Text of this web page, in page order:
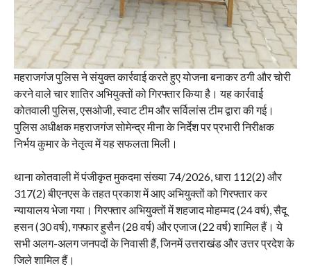
महराजगंज पुलिस ने संयुक्त कार्रवाई करते हुए योजना बनाकर ठगी और चोरी
करने वाले चार शातिर अभियुक्तों को गिरफ्तार किया है। यह कार्रवाई
कोतवाली पुलिस, एसओजी, स्वाट टीम और सर्विलांस टीम द्वारा की गई।
पुलिस अधीक्षक महराजगंज सोमेन्द्र मीना के निर्देश पर प्रभारी निरीक्षक
निर्भय कुमार के नेतृत्व में यह सफलता मिली।
थाना कोतवाली में पंजीकृत मुकदमा संख्या 74/2026, धारा 112(2) और
317(2) बीएनएस के तहत प्रकाश में आए अभियुक्तों को गिरफ्तार कर
न्यायालय भेजा गया। गिरफ्तार अभियुक्तों में शहजाद मोहम्मद (24 वर्ष), सैदू
हसन (30 वर्ष), गफ्फार हुसैन (28 वर्ष) और एजाज (22 वर्ष) शामिल हैं। ये
सभी अलग-अलग जनपदों के निवासी हैं, जिनमें उत्तराखंड और उत्तर प्रदेश के
जिले शामिल हैं।